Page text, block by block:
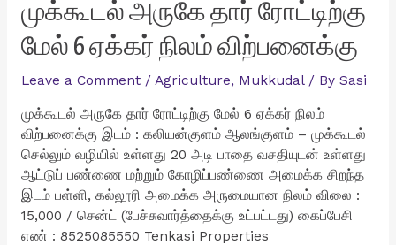
மனை
விற்பனைக்கு
முக்கூடல் அருகே தார் ரோட்டிற்கு
மேல் 6 ஏக்கர் நிலம் விற்பனைக்கு
Leave a Comment / Agriculture, Mukkudal/ By Sasi
முக்கூடல் அருகே தார் ரோட்டிற்கு மேல் 6 ஏக்கர் நிலம்
விற்பனைக்கு இடம் : கலியன்குளம் ஆலங்குளம் – முக்கூடல்
செல்லும் வழியில் உள்ளது 20 அடி பாதை வசதியுடன் உள்ளது
ஆட்டுப் பண்ணை மற்றும் கோழிப்பண்ணை அமைக்க சிறந்த
இடம் பள்ளி, கல்லூரி அமைக்க அருமையான நிலம் விலை :
15,000 / சென்ட் (பேச்சுவார்த்தைக்கு உட்பட்டது) கைப்பேசி
எண் : 8525085550 Tenkasi Properties